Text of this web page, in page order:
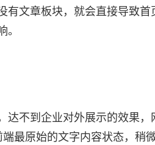
文章板块，就会直接导致首
不到企业对外展示的效果，
最原始的文字内容状态，稍